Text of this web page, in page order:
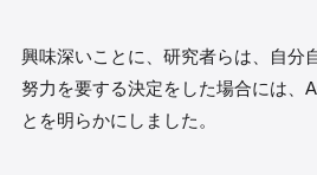
興味深いことに、研究者らは、自分
努力を要する決定をした場合には、
とを明らかにしました。